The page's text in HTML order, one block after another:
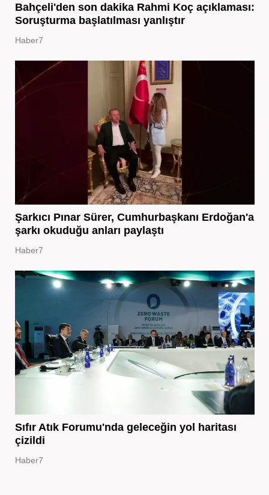
Bahçeli'den son dakika Rahmi Koç açıklaması:
Soruşturma başlatılması yanlıştır
Haber7
Şarkıcı Pınar Sürer, Cumhurbaşkanı Erdoğan'a
şarkı okuduğu anları paylaştı
Haber7
Sıfır Atık Forumu'nda geleceğin yol haritası
çizildi
Haber7